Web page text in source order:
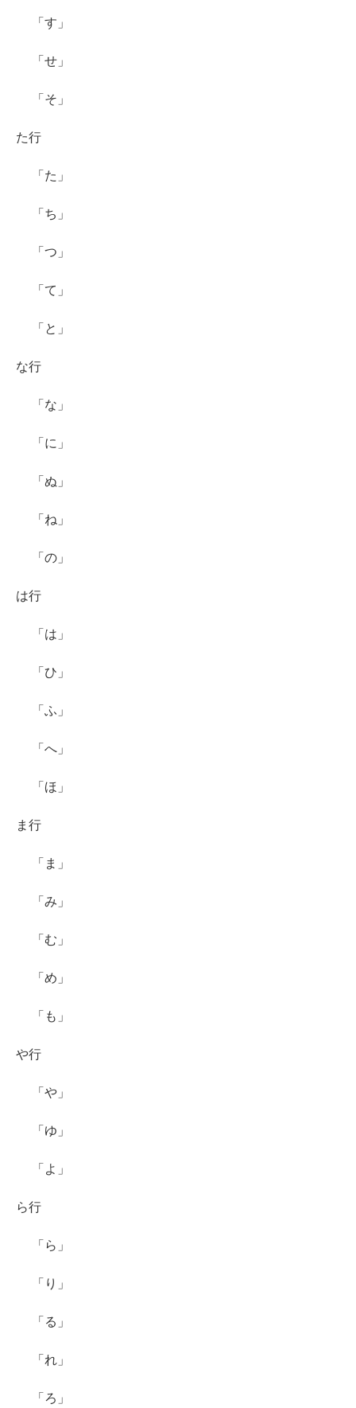
「す」
「せ」
「そ」
た行
「た」
「ち」
「つ」
「て」
「と」
な行
「な」
「に」
「ぬ」
「ね」
「の」
は行
「は」
「ひ」
「ふ」
「へ」
「ほ」
ま行
「ま」
「み」
「む」
「め」
「も」
や行
「や」
「ゆ」
「よ」
ら行
「ら」
「り」
「る」
「れ」
「ろ」